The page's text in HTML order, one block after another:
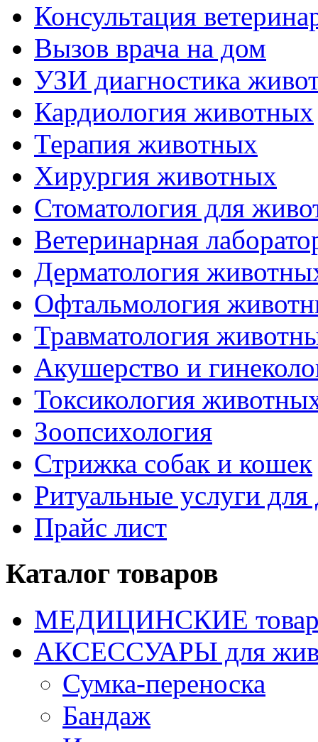
Консультация
Вызов врача на дом
УЗИ диагностика
Кардиология животных
Терапия животных
Хирургия животных
Стоматология для
Ветеринарная
Дерматология
Офтальмология
Травматология
Акушерство и
Токсикология
Зоопсихология
Стрижка собак и кошек
Ритуальные услуги
Прайс лист
Каталог товаров
МЕДИЦИНСКИЕ
АКСЕССУАРЫ для
Сумка-переноска
Бандаж